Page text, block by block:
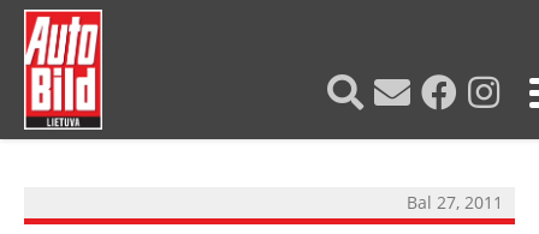
Bal 27, 2011